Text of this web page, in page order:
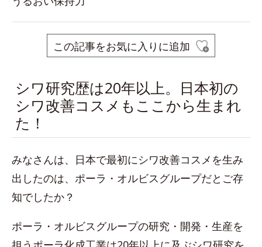
この記事をお気に入りに追加
シワ研究歴は20年以上。日本初の
シワ改善コスメもここから生まれ
た！
みなさんは、日本で最初にシワ改善コスメを生み
出したのは、ポーラ・オルビスグループだとご存
知でしたか？
ポーラ・オルビスグループの研究・開発・生産を